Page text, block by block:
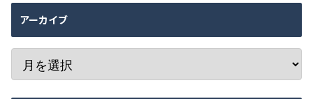
アーカイブ